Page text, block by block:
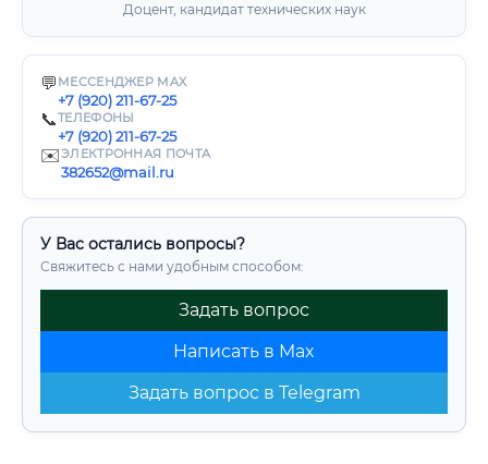
Доцент, кандидат технических наук
💬 МЕССЕНДЖЕР MAX
+7 (920) 211-67-25
📞ТЕЛЕФОНЫ
+7 (920) 211-67-25
✉️ЭЛЕКТРОННАЯ ПОЧТА
382652@mail.ru
У Вас остались вопросы?
Свяжитесь с нами удобным способом:
Задать вопрос
Написать в Max
Задать вопрос в Telegram